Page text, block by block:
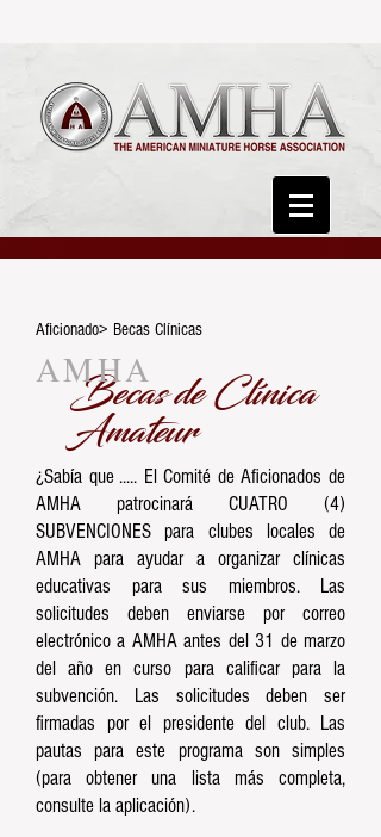
Aficionado> Becas Clínicas
Becas de Clínica
Amateur
AMHA
¿Sabía que ..... El Comité de Aficionados de
AMHA patrocinará CUATRO (4)
SUBVENCIONES para clubes locales de
AMHA para ayudar a organizar clínicas
educativas para sus miembros. Las
solicitudes deben enviarse por correo
electrónico a AMHA antes del 31 de marzo
del año en curso para calificar para la
subvención. Las solicitudes deben ser
firmadas por el presidente del club. Las
pautas para este programa son simples
(para obtener una lista más completa,
consulte la aplicación).